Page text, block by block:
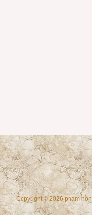
Copyright © 2026 phạm